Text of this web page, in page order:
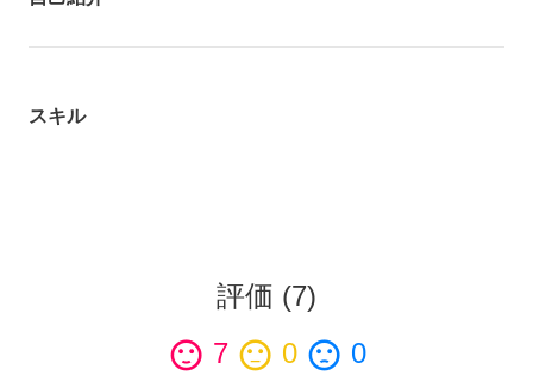
スキル
評価 (7)
sentiment_satisfied 7 sentiment_neutral 0 sentiment_dissatisfied 0